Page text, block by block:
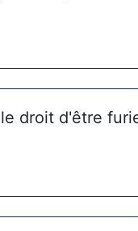
droit d'être